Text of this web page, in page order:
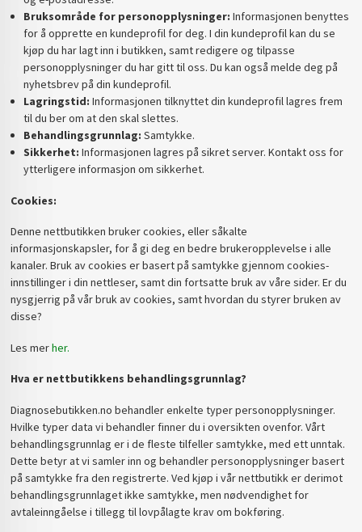
Bruksområde for personopplysninger: Informasjonen benyttes
for å opprette en kundeprofil for deg. I din kundeprofil kan du se
kjøp du har lagt inn i butikken, samt redigere og tilpasse
personopplysninger du har gitt til oss. Du kan også melde deg på
nyhetsbrev på din kundeprofil.
Lagringstid: Informasjonen tilknyttet din kundeprofil lagres frem
til du ber om at den skal slettes.
Behandlingsgrunnlag: Samtykke.
Sikkerhet: Informasjonen lagres på sikret server. Kontakt oss for
ytterligere informasjon om sikkerhet.
Cookies:
Denne nettbutikken bruker cookies, eller såkalte
informasjonskapsler, for å gi deg en bedre brukeropplevelse i alle
kanaler. Bruk av cookies er basert på samtykke gjennom cookies-
innstillinger i din nettleser, samt din fortsatte bruk av våre sider. Er du
nysgjerrig på vår bruk av cookies, samt hvordan du styrer bruken av
disse?
Les merher.
Hva er nettbutikkens behandlingsgrunnlag?
Diagnosebutikken.no behandler enkelte typer personopplysninger.
Hvilke typer data vi behandler finner du i oversikten ovenfor. Vårt
behandlingsgrunnlag er i de fleste tilfeller samtykke, med ett unntak.
Dette betyr at vi samler inn og behandler personopplysninger basert
på samtykke fra den registrerte. Ved kjøp i vår nettbutikk er derimot
behandlingsgrunnlaget ikke samtykke, men nødvendighet for
avtaleinngåelse i tillegg til lovpålagte krav om bokføring.